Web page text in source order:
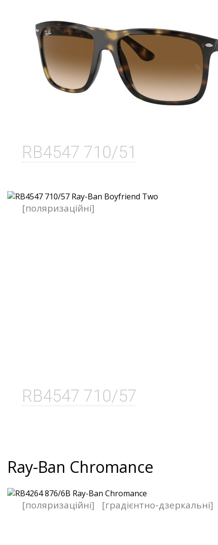
RB4547 710/51
RB4547 710/57
[поляризаційні]
Ray-Ban Chromance
[поляризаційні] [градієнтно-дзеркальні]